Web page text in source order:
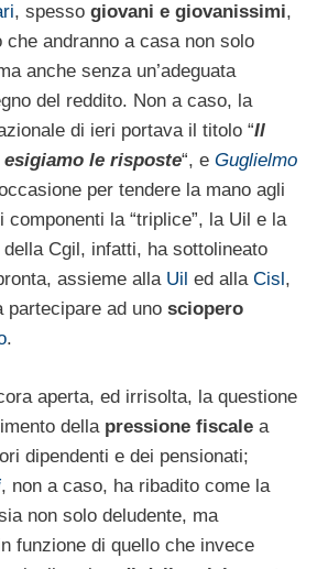
, spesso giovani e giovanissimi,
che andranno a casa non solo
anche senza un’adeguata
del reddito. Non a caso, la
di ieri portava il titolo “Il
le risposte“, e Guglielmo
per tendere la mano agli
componenti la “triplice”, la Uil e la
Cgil, infatti, ha sottolineato
assieme alla Uil ed alla Cisl,
ad uno sciopero
.
aperta, ed irrisolta, la questione
della pressione fiscale a
dipendenti e dei pensionati;
, non a caso, ha ribadito come la
non solo deludente, ma
funzione di quello che invece